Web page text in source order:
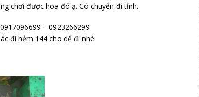
chơi được hoa đó ạ. Có chuyển đi tỉnh.
– 0923266299
đi hẻm 144 cho dể đi nhé.